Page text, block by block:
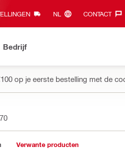
NL‎ CONTACT‎
Bedrijf
op je eerste bestelling met de
Verwante producten